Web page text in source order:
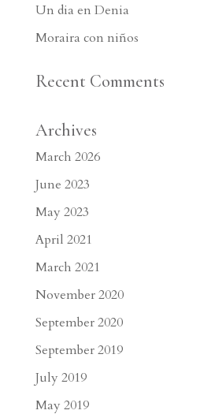
Un dia en Denia
Moraira con niños
Recent Comments
Archives
March 2026
June 2023
May 2023
April 2021
March 2021
November 2020
September 2020
September 2019
July 2019
May 2019